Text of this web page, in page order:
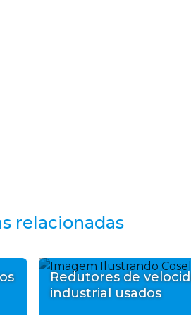
relacionadas
Redutores de
industrial usados